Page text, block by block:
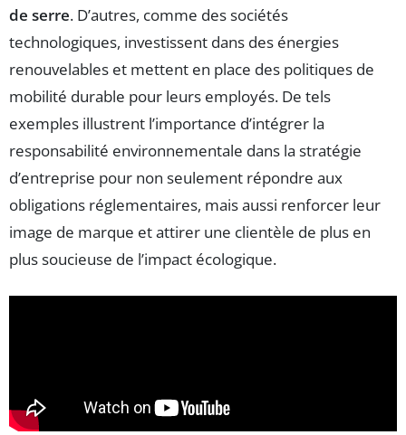
de serre. D’autres, comme des sociétés
technologiques, investissent dans des énergies
renouvelables et mettent en place des politiques de
mobilité durable pour leurs employés. De tels
exemples illustrent l’importance d’intégrer la
responsabilité environnementale dans la stratégie
d’entreprise pour non seulement répondre aux
obligations réglementaires, mais aussi renforcer leur
image de marque et attirer une clientèle de plus en
plus soucieuse de l’impact écologique.